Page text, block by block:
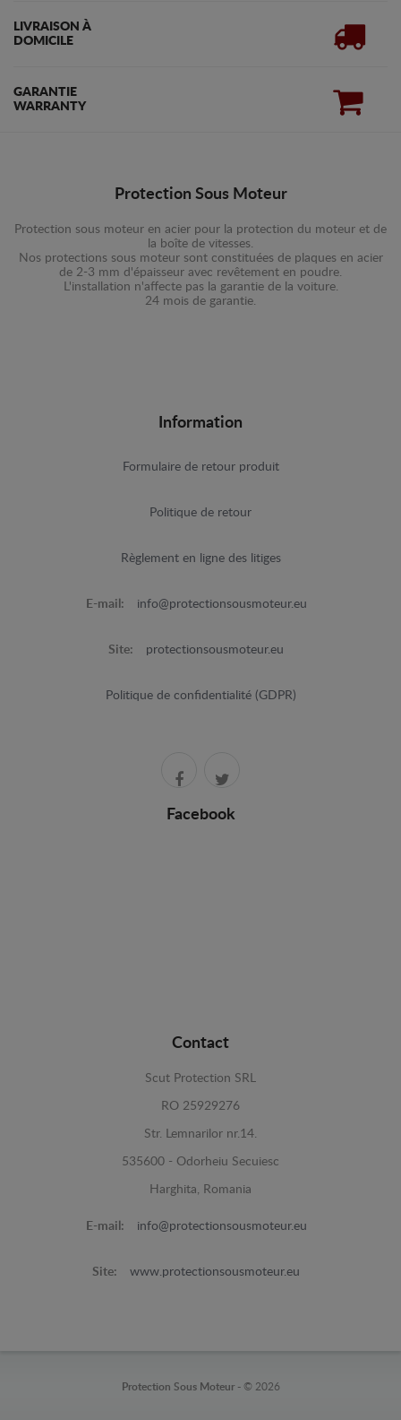
LIVRAISON À
DOMICILE
GARANTIE
WARRANTY
Protection Sous Moteur
Protection sous moteur en acier pour la protection du moteur et de
la boîte de vitesses.
Nos protections sous moteur sont constituées de plaques en acier
de 2-3 mm d'épaisseur avec revêtement en poudre.
L'installation n'affecte pas la garantie de la voiture.
24 mois de garantie.
Information
Formulaire de retour produit
Politique de retour
Règlement en ligne des litiges
E-mail: info@protectionsousmoteur.eu
Site: protectionsousmoteur.eu
Politique de confidentialité (GDPR)
Facebook
Contact
Scut Protection SRL
RO 25929276
Str. Lemnarilor nr.14.
535600 - Odorheiu Secuiesc
Harghita, Romania
E-mail: info@protectionsousmoteur.eu
Site: www.protectionsousmoteur.eu
Protection Sous Moteur - © 2026